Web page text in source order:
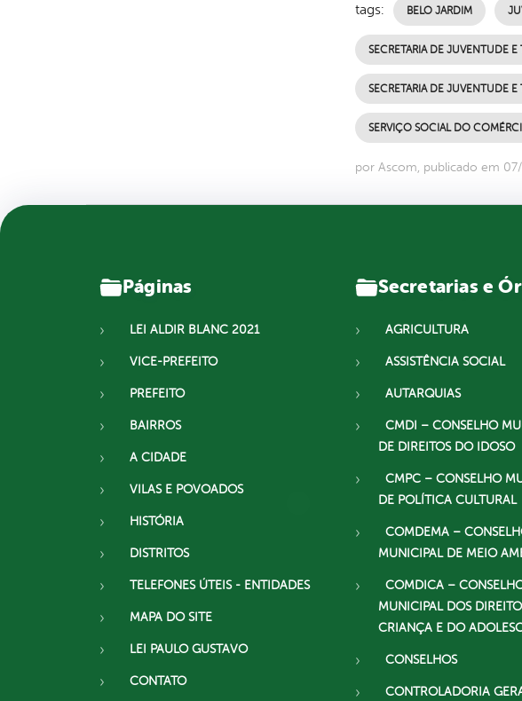
tags: BELO JARDIM
SECRETARIA DE JUVENTUDE E
SECRETARIA DE JUVENTUDE
SERVIÇO SOCIAL DO
por Ascom, publicado em
Páginas
LEI ALDIR BLANC 2021
VICE-PREFEITO
PREFEITO
BAIRROS
A CIDADE
VILAS E POVOADOS
HISTÓRIA
DISTRITOS
TELEFONES ÚTEIS - ENTIDADES
MAPA DO SITE
LEI PAULO GUSTAVO
CONTATO
Secretarias e
AGRICULTURA
ASSISTÊNCIA SOCIAL
AUTARQUIAS
CMDI – CONSELHO
DE DIREITOS DO IDOSO
CMPC – CONSELHO
DE POLÍTICA CULTURAL
COMDEMA –
MUNICIPAL DE MEIO
COMDICA –
MUNICIPAL DOS
CRIANÇA E DO
CONSELHOS
CONTROLADORIA